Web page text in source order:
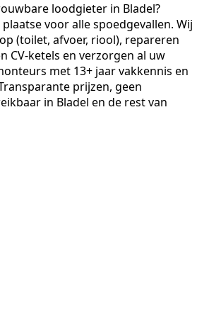
loodgieter in Bladel?
voor alle spoedgevallen. Wij
(toilet, afvoer, riool), repareren
CV-ketels en verzorgen al uw
met 13+ jaar vakkennis en
prijzen, geen
in Bladel en de rest van